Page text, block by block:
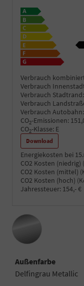
Verbrauch
Verbrauch
Verbrauch Stadtrand:
Verbrauch
Verbrauch Autobahn:
CO2-Emissionen:
CO2-Klasse: E
Download
Energiekosten bei
CO2 Kosten (niedrig)
CO2 Kosten (mittel)
CO2 Kosten (hoch)
Jahressteuer: 154,- €
Außenfarbe
Delfingrau Metallic